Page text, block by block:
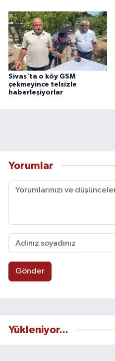
Sivas'ta o köy GSM
çekmeyince telsizle
haberleşiyorlar
Yorumlar
Gönder
Yükleniyor...